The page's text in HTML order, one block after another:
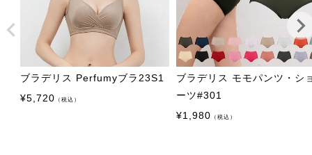
ブラデリス Perfumyブラ23S1
¥5,720 （税込）
ブラデリス モモパンツ・シ
ーツ#301
¥1,980 （税込）